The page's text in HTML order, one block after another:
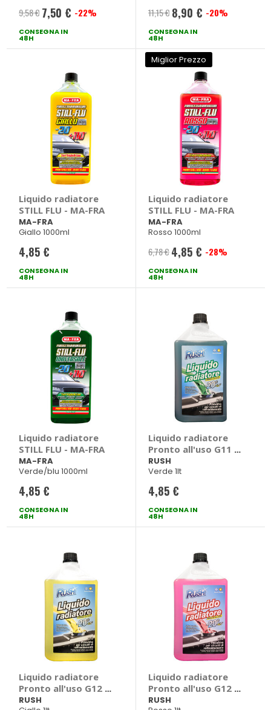
9,58 € Prezzo
speciale
7,50 € -22%
CONSEGNA IN
48H
11,15 € Prezzo
speciale
8,90 € -20%
CONSEGNA IN
48H
Liquido radiatore
STILL FLU - MA-FRA
MA-FRA
Giallo 1000ml
4,85 €
CONSEGNA IN
48H
Miglior Prezzo
Liquido radiatore
STILL FLU - MA-FRA
MA-FRA
Rosso 1000ml
6,78 € Prezzo
speciale
4,85 € -28%
CONSEGNA IN
48H
Liquido radiatore
STILL FLU - MA-FRA
MA-FRA
Verde/blu 1000ml
4,85 €
CONSEGNA IN
48H
Liquido radiatore
Pronto all'uso G11 -
RUSH
RUSH
Verde 1lt
4,85 €
CONSEGNA IN
48H
Liquido radiatore
Pronto all'uso G12 -
RUSH
RUSH
Liquido radiatore
Pronto all'uso G12 -
RUSH
RUSH